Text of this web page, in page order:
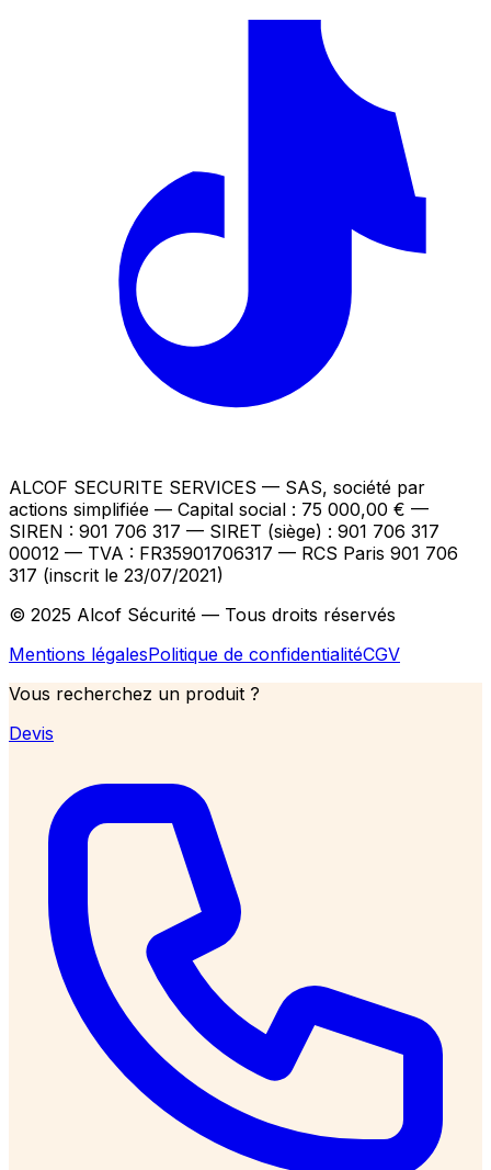
ALCOF SECURITE SERVICES — SAS, société par
actions simplifiée — Capital social : 75 000,00 € —
SIREN : 901 706 317 — SIRET (siège) : 901 706 317
00012 — TVA : FR35901706317 — RCS Paris 901 706
317 (inscrit le 23/07/2021)
© 2025 Alcof Sécurité — Tous droits réservés
Mentions légalesPolitique de confidentialitéCGV
Vous recherchez un produit ?
Devis